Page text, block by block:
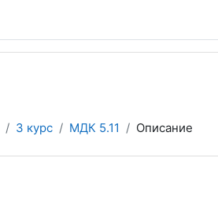
3 курс МДК 5.11 Описание